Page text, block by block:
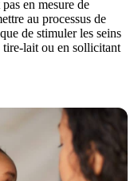
en mesure de
au processus de
de stimuler les seins
lait ou en sollicitant